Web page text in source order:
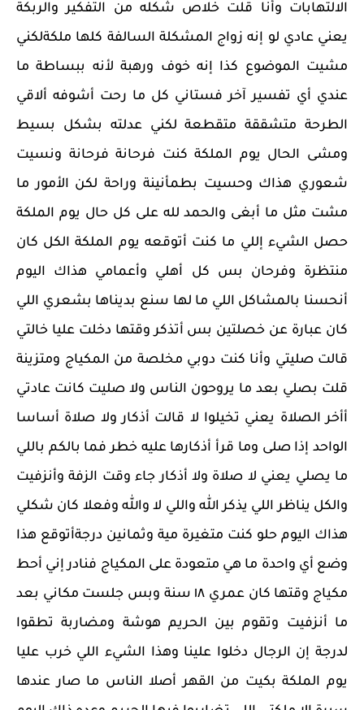
الالتهابات وأنا قلت خلاص شكله من التفكير والربكة
يعني عادي لو إنه زواج المشكلة السالفة كلها ملكةلكني
مشيت الموضوع كذا إنه خوف ورهبة لأنه ببساطة ما
عندي أي تفسير آخر فستاني كل ما رحت أشوفه ألاقي
الطرحة متشققة متقطعة لكني عدلته بشكل بسيط
ومشى الحال يوم الملكة كنت فرحانة فرحانة ونسيت
شعوري هذاك وحسيت بطمأنينة وراحة لكن الأمور ما
مشت مثل ما أبغى والحمد لله على كل حال يوم الملكة
حصل الشيء إللي ما كنت أتوقعه يوم الملكة الكل كان
منتظرة وفرحان بس كل أهلي وأعمامي هذاك اليوم
أنحسنا بالمشاكل اللي ما لها سنع بديناها بشعري اللي
كان عبارة عن خصلتين بس أتذكر وقتها دخلت عليا خالتي
قالت صليتي وأنا كنت دوبي مخلصة من المكياج ومتزينة
قلت بصلي بعد ما يروحون الناس ولا صليت كانت عادتي
أأخر الصلاة يعني تخيلوا لا قالت أذكار ولا صلاة أساسا
الواحد إذا صلى وما قرأ أذكارها عليه خطر فما بالكم باللي
ما يصلي يعني لا صلاة ولا أذكار جاء وقت الزفة وأنزفيت
والكل يناظر اللي يذكر الله واللي لا والله وفعلا كان شكلي
هذاك اليوم حلو كنت متغيرة مية وثمانين درجةأتوقع هذا
وضع أي واحدة ما هي متعودة على المكياج فنادر إني أحط
مكياج وقتها كان عمري ١٨ سنة وبس جلست مكاني بعد
ما أنزفيت وتقوم بين الحريم هوشة ومضاربة تطقوا
لدرجة إن الرجال دخلوا علينا وهذا الشيء اللي خرب عليا
يوم الملكة بكيت من القهر أصلا الناس ما صار عندها